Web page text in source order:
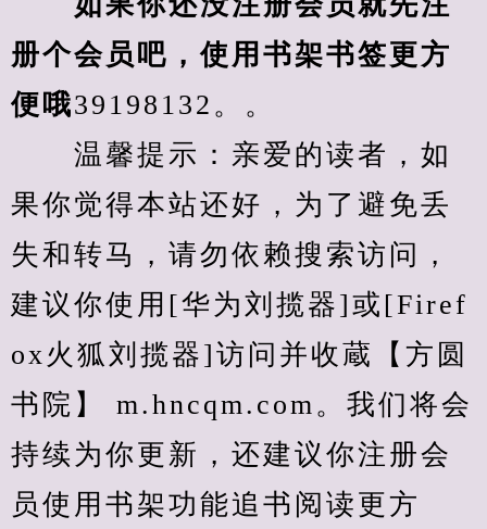
册个会员吧，使用书架书签更方
便哦39198132。。
温馨提示：亲爱的读者，如
果你觉得本站还好，为了避免丢
失和转马，请勿依赖搜索访问，
建议你使用[华为刘揽器]或[Firef
ox火狐刘揽器]访问并收蔵【方圆
书院】 m.hncqm.com。我们将会
持续为你更新，还建议你注册会
员使用书架功能追书阅读更方